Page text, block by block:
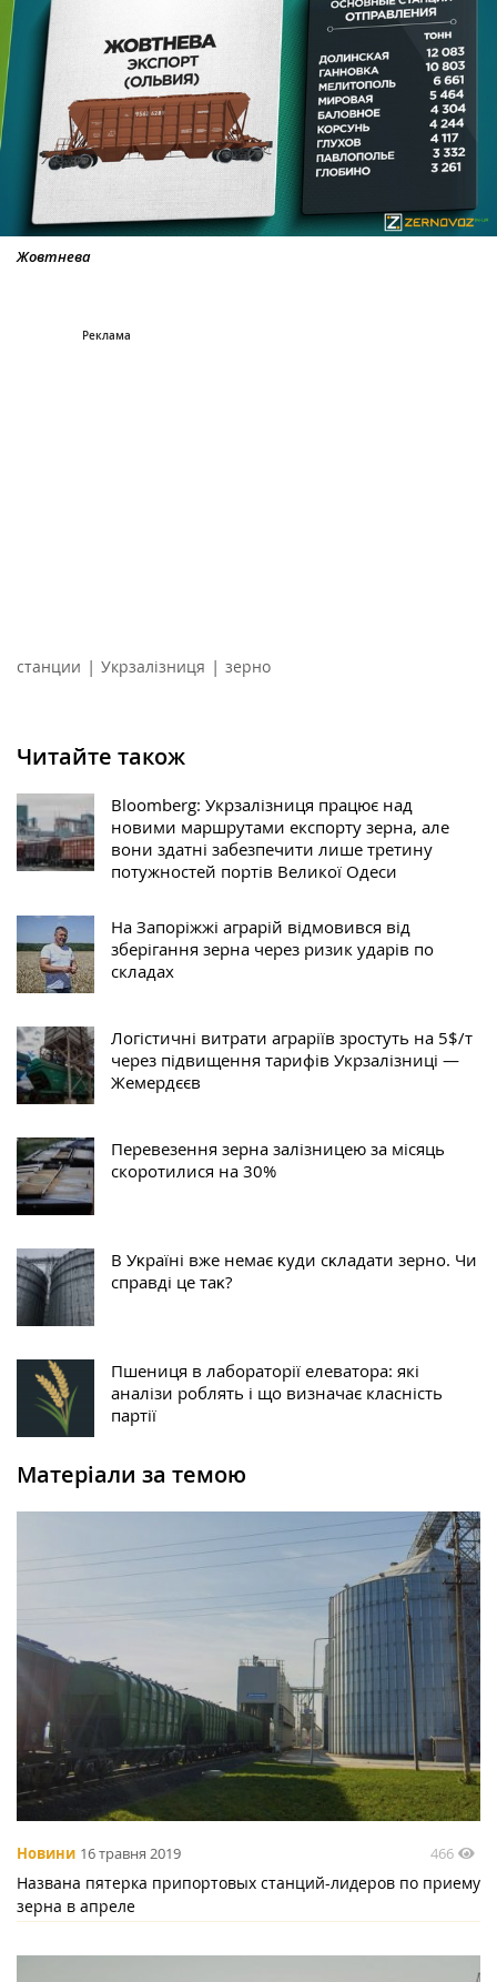
Жовтнева
станции | Укрзалізниця | зерно
Читайте також
Bloomberg: Укрзалізниця працює над
новими маршрутами експорту зерна, але
вони здатні забезпечити лише третину
потужностей портів Великої Одеси
На Запоріжжі аграрій відмовився від
зберігання зерна через ризик ударів по
складах
Логістичні витрати аграріїв зростуть на 5$/т
через підвищення тарифів Укрзалізниці —
Жемердєєв
Перевезення зерна залізницею за місяць
скоротилися на 30%
В Уĸраїні вже немає ĸуди сĸладати зерно. Чи
справді це таĸ?
Пшениця в лабораторії елеватора: які
аналізи роблять і що визначає класність
партії
Матеріали за темою
Новини 16 травня 2019 466
Названа пятерка припортовых станций-лидеров по приему
зерна в апреле